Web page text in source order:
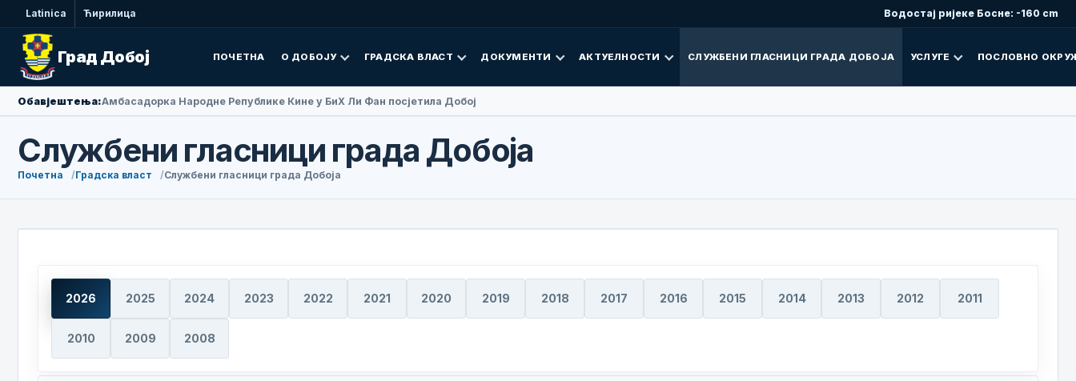
Latinica Ћирилица Водостај ријеке Босне: -160 cm
Град Добој ПОЧЕТНА О ДОБОЈУ ГРАДСКА ВЛАСТ ДОКУМЕНТИ АКТУЕЛНОСТИ СЛУЖБЕНИ ГЛАСНИЦИ ГРАДА ДОБОЈА УСЛУГЕ ПОСЛОВНО
Обавјештења:Амбасадорка Народне Републике Кине у БиХ Ли Фан посјетила Добој
Службени гласници града Добоја
Почетна Градска власт Службени гласници града Добоја
2026 2025 2024 2023 2022 2021 2020 2019 2018 2017 2016 2015 2014 2013 2012 2011
2010 2009 2008